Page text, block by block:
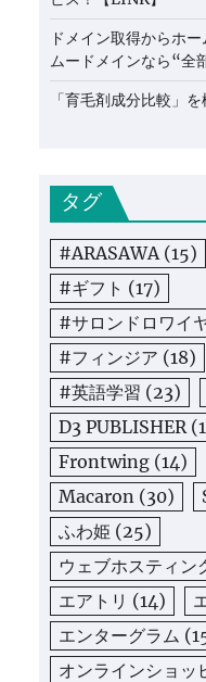
ドメイン取得からホ
ムードメインなら“全
「育毛剤成分比較」を
タグ
#ARASAWA(15)
#ギフト (17)
#サロンドロワイ
#フィンジア (18)
#英語学習 (23)
D3 PUBLISHER
Frontwing (14)
Macaron (30)
ふわ姫 (25)
ウェブホスティン
エアトリ (14)
エンターグラム
オンラインショッ